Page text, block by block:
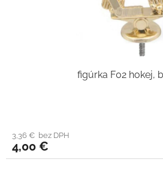
figúrka F02 hokej,
3,36 € bez DPH
4,00 €